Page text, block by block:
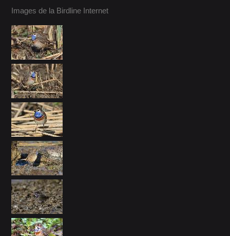
Images de la Birdline Internet